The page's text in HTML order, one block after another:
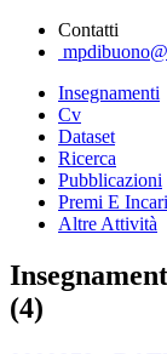
Contatti
Insegnamenti
Cv
Dataset
Ricerca
Pubblicazioni
Premi E
Altre Attività
(4)